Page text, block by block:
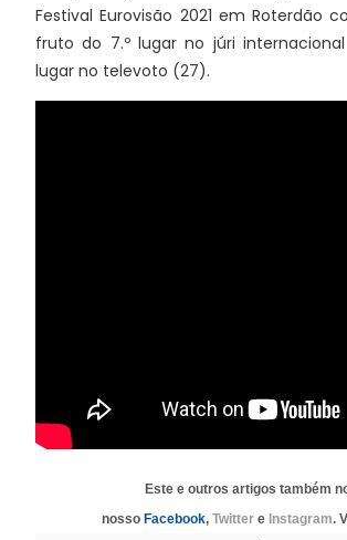
Festival Eurovisão 2021 em Roterdão
fruto do 7.º lugar no júri internacional
lugar no televoto (27).
Este e outros artigos também
nosso Facebook, Twitter e Instagram.